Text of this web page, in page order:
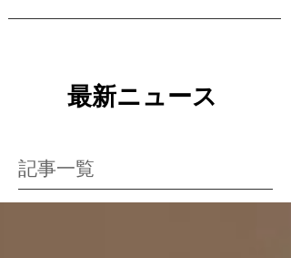
最新ニュース
記事一覧